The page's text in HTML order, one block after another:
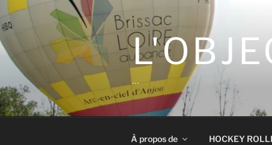
Aller
au
principal
…
À propos de HOCKEY